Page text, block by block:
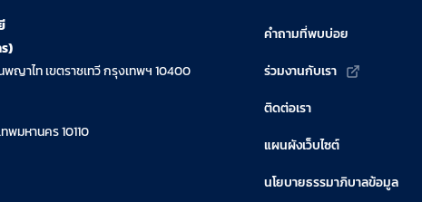
)
าไท เขตราชเทวี กรุงเทพฯ 10400
พมหานคร 10110
คำถามที่พบบ่อย
ร่วมงานกับเรา
ติดต่อเรา
แผนผังเว็บไซต์
นโยบายธรรมาภิบาลข้อมูล